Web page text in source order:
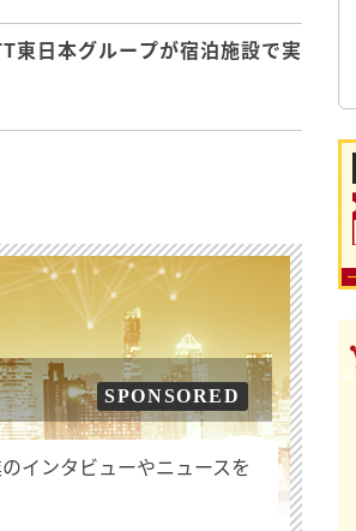
東日本グループが宿泊施設で実
SPONSORED
インタビューやニュースを